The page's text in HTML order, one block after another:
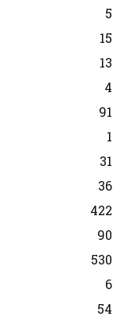
5
15
13
4
91
1
31
36
422
90
530
6
54